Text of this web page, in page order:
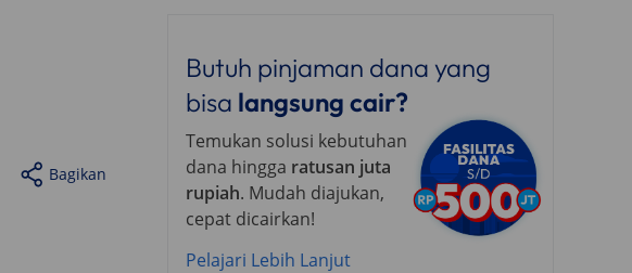
Bagikan
Butuh pinjaman dana yang
bisa langsung cair?
Temukan solusi kebutuhan
dana hingga ratusan juta
rupiah. Mudah diajukan,
cepat dicairkan!
Pelajari Lebih Lanjut